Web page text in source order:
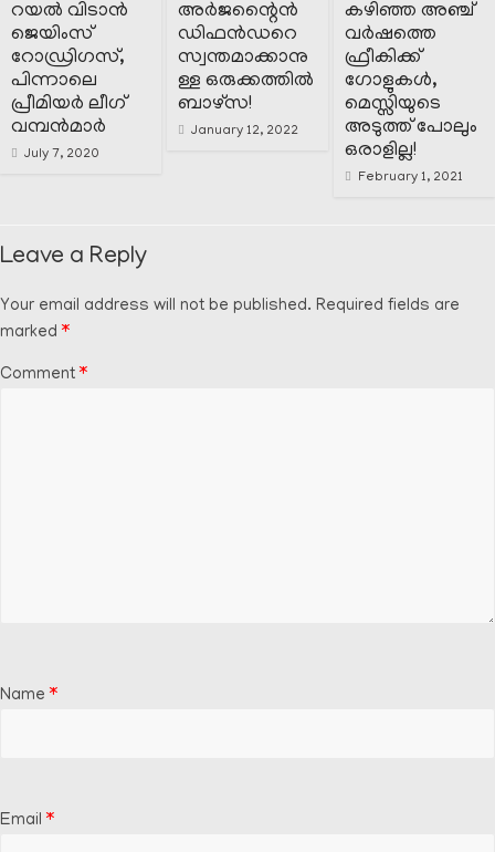
റയൽ വിടാൻ
ജെയിംസ്
റോഡ്രിഗസ്,
പിന്നാലെ
പ്രീമിയർ ലീഗ്
വമ്പൻമാർ
July 7, 2020
അർജന്റൈൻ
ഡിഫൻഡറെ
സ്വന്തമാക്കാനു
ള്ള ഒരുക്കത്തിൽ
ബാഴ്സ!
January 12, 2022
കഴിഞ്ഞ അഞ്ച്
വർഷത്തെ
ഫ്രീകിക്ക്
ഗോളുകൾ,
മെസ്സിയുടെ
അടുത്ത് പോലും
ഒരാളില്ല!
February 1, 2021
Leave a Reply
Your email address will not be published. Required fields are
marked *
Comment *
Name *
Email *